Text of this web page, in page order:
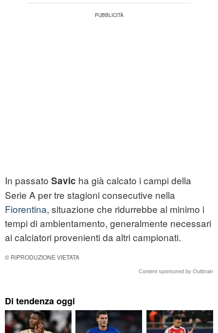
In passato Savic ha già calcato i campi della
Serie A per tre stagioni consecutive nella
Fiorentina, situazione che ridurrebbe al minimo i
tempi di ambientamento, generalmente necessari
ai calciatori provenienti da altri campionati.
© RIPRODUZIONE VIETATA
Content sponsored by Outbrain
Di tendenza oggi